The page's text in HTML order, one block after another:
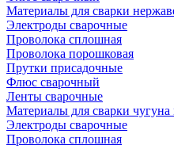
Материалы для сварки
Электроды сварочные
Проволока сплошная
Проволока порошковая
Прутки присадочные
Флюс сварочный
Ленты сварочные
Материалы для сварки
Электроды сварочные
Проволока сплошная